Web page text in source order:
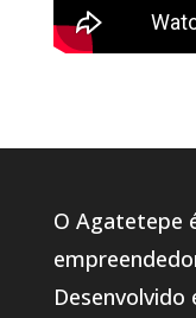
O Agatetepe
Desenvolvido